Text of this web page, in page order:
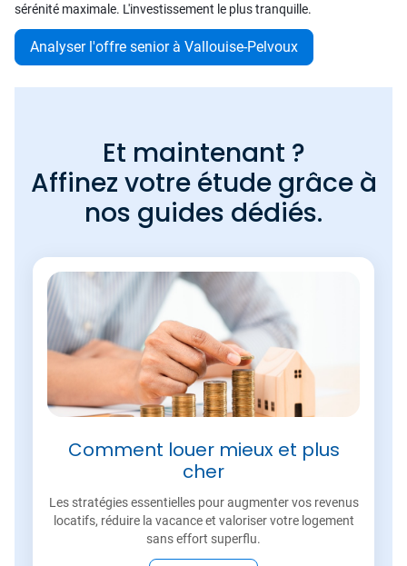
sérénité maximale. L'investissement le plus tranquille.
Analyser l'offre senior à Vallouise-Pelvoux
Et maintenant ?
Affinez votre étude grâce à
nos guides dédiés.
Comment louer mieux et plus
cher
Les stratégies essentielles pour augmenter vos revenus
locatifs, réduire la vacance et valoriser votre logement
sans effort superflu.